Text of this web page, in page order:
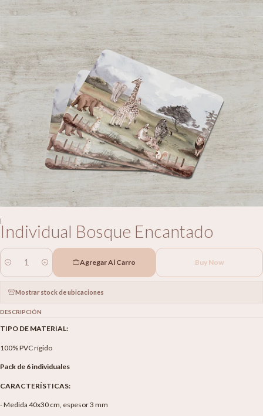
|
Individual Bosque Encantado
Cantidad
Agregar Al Carro Buy Now
Mostrar stock de ubicaciones
DESCRIPCIÓN
TIPO DE MATERIAL:
100% PVC rígido
Pack de 6 individuales
CARACTERÍSTICAS:
- Medida 40x30 cm, espesor 3 mm